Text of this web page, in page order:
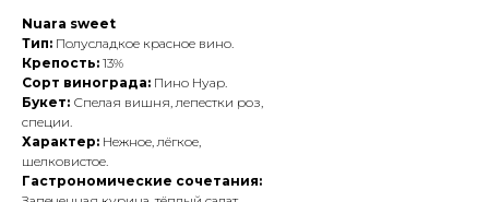
Nuara sweet
Тип: Полусладкое красное вино.
Крепость: 13%
Сорт винограда: Пино Нуар.
Букет: Спелая вишня, лепестки роз,
специи.
Характер: Нежное, лёгкое,
шелковистое.
Гастрономические сочетания: